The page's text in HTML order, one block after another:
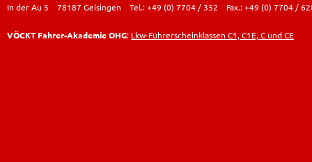
In der Au 5 78187 Geisingen Tel.: +49 (0) 7704 / 352 Fax.: +49 (0) 7704 /
VÖCKT Fahrer-Akademie OHG: Lkw-Führerscheinklassen C1, C1E, C und CE